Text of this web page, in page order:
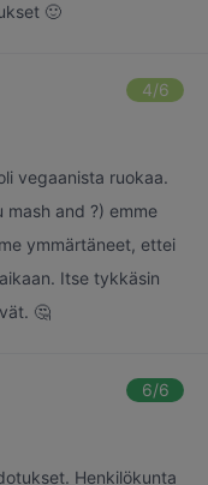
🙂
4/6
vegaanista ruokaa.
mash and ?) emme
ymmärtäneet, ettei
Itse tykkäsin
🤔
6/6
Henkilökunta